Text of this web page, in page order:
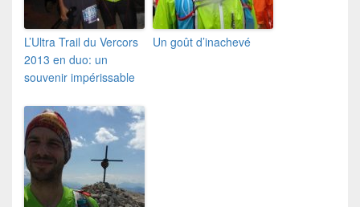
L’Ultra Trail du Vercors
2013 en duo: un
souvenir impérissable
Un goût d’inachevé